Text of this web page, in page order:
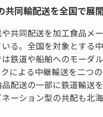
共同輸配送を全国で展
共同配送を加工食品メ
る。全国を対象とする
鉄道や船舶へのモーダ
による中継輸送を二つ
配送の一部に鉄道輸送
ーション型の共配も北